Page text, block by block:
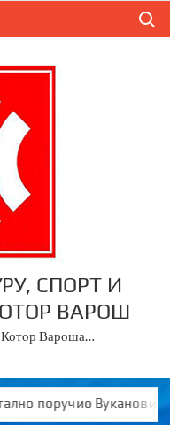
СПОРТ И
ВАРОШ
Котор Вароша…
поручио Вукановићу